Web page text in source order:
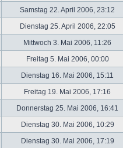
Samstag 22. April 2006, 23:12
Dienstag 25. April 2006, 22:05
Mittwoch 3. Mai 2006, 11:26
Freitag 5. Mai 2006, 00:00
Dienstag 16. Mai 2006, 15:11
Freitag 19. Mai 2006, 17:16
Donnerstag 25. Mai 2006, 16:41
Dienstag 30. Mai 2006, 10:29
Dienstag 30. Mai 2006, 17:19